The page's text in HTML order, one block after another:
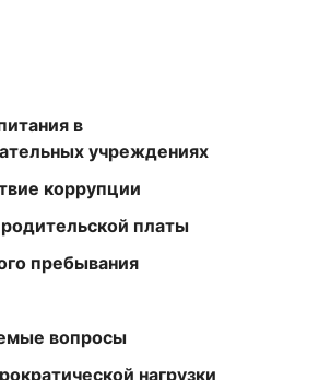
в
учреждениях
коррупции
платы
пребывания
вопросы
нагрузки